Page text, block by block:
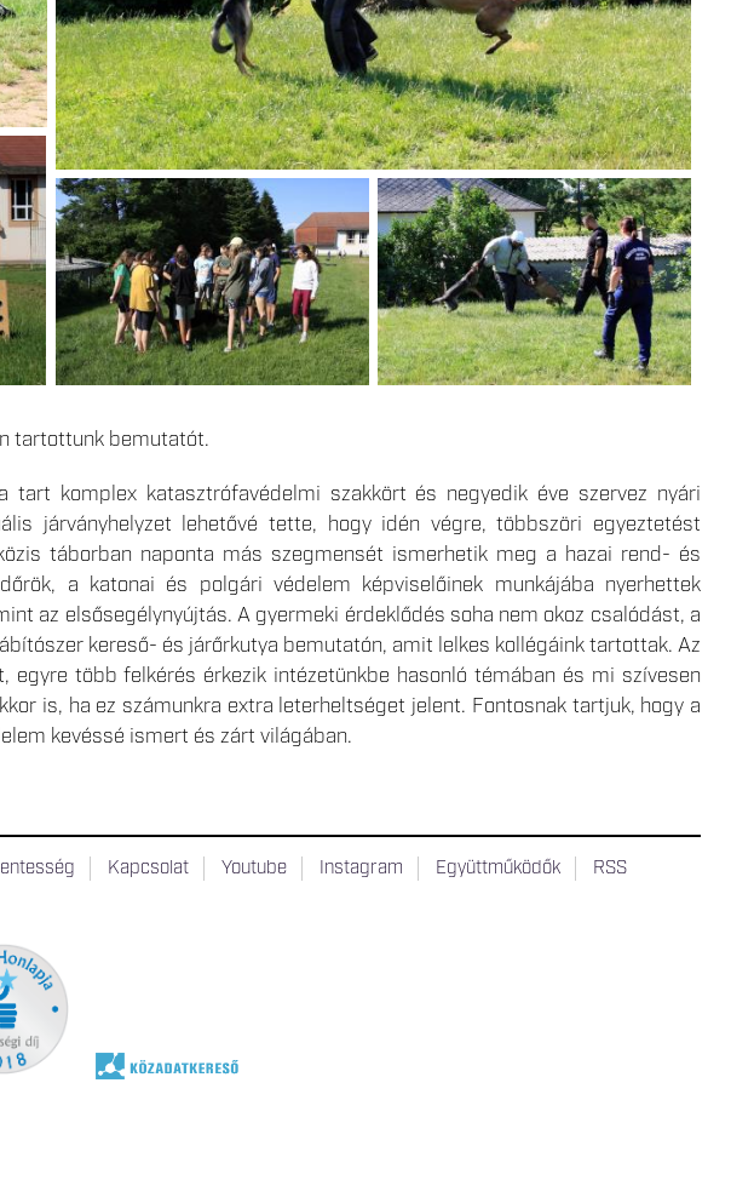
tartottunk bemutatót.
komplex katasztrófavédelmi szakkört és negyedik éve szervez nyári
járványhelyzet lehetővé tette, hogy idén végre, többszöri egyeztetést
táborban naponta más szegmensét ismerhetik meg a hazai rend- és
a katonai és polgári védelem képviselőinek munkájába nyerhettek
az elsősegélynyújtás. A gyermeki érdeklődés soha nem okoz csalódást, a
kereső- és járőrkutya bemutatón, amit lelkes kollégáink tartottak. Az
több felkérés érkezik intézetünkbe hasonló témában és mi szívesen
is, ha ez számunkra extra leterheltséget jelent. Fontosnak tartjuk, hogy a
kevéssé ismert és zárt világában.
Kapcsolat Youtube Instagram Együttműködők RSS